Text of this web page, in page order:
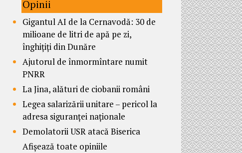
Opinii
Gigantul AI de la Cernavodă: 30 de
milioane de litri de apă pe zi,
înghițiți din Dunăre
Ajutorul de înmormîntare numit
PNRR
La Jina, alături de ciobanii români
Legea salarizării unitare – pericol la
adresa siguranței naționale
Demolatorii USR atacă Biserica
Afișează toate opiniile